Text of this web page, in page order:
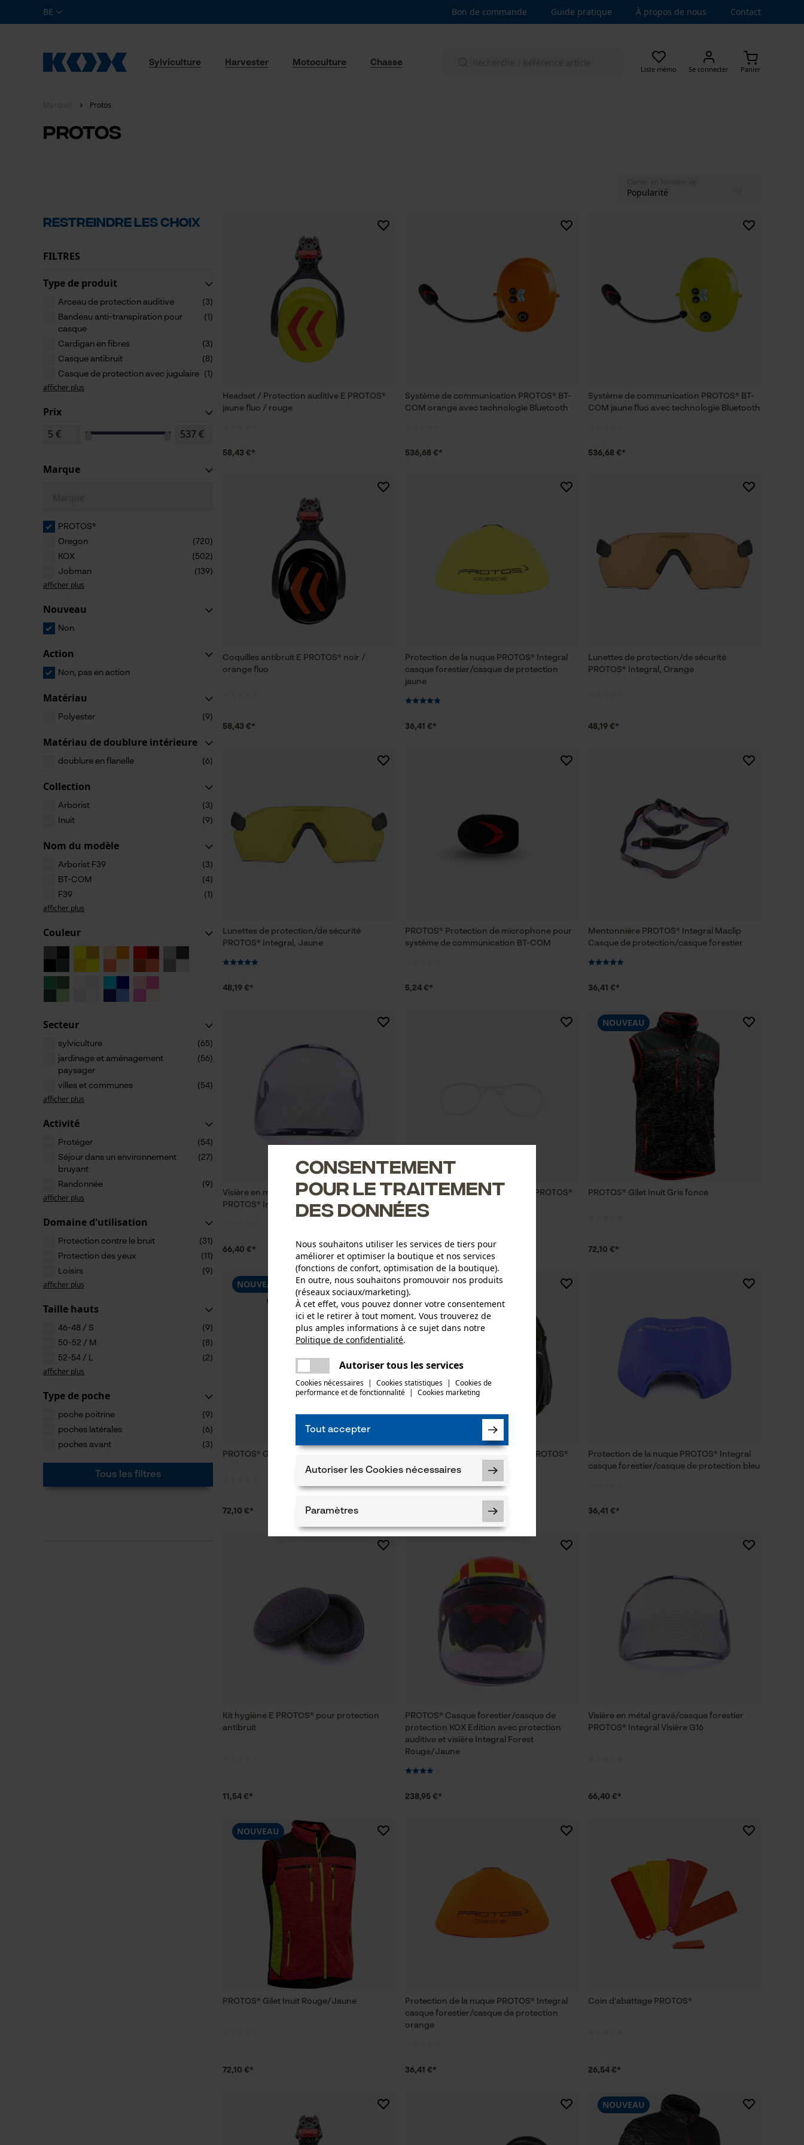
BE Bon de commande Guide pratique À propos de nous Contact
Liste mémo Se connecter Panier
Sylviculture Harvester Motoculture Chasse
Protos
Protos
RESTREINDRE LES CHOIX
FILTRES
Type de produit
Arceau de protection auditive
(3)
Bandeau anti-transpiration pour
casque
(1)
Cardigan en fibres
(3)
Casque antibruit
(8)
Casque de protection avec jugulaire
(1)
afficher plus
Prix
Marque
PROTOS®
Oregon
(720)
KOX
(502)
Jobman
(139)
afficher plus
Nouveau
Non
Action
Non, pas en action
Matériau
Polyester (9)
Matériau de doublure intérieure
doublure en flanelle (6)
Collection
Arborist
(3)
Inuit
(9)
Nom du modèle
Arborist F39
(3)
BT-COM
(4)
F39
(1)
afficher plus
Couleur
Secteur
sylviculture
(65)
jardinage et aménagement
paysager
(56)
villes et communes (54)
afficher plus
Activité
Protéger
(54)
Séjour dans un environnement
bruyant
(27)
Randonnée (9)
afficher plus
Domaine d'utilisation
Protection contre le bruit
(31)
Protection des yeux
(11)
Loisirs
(9)
afficher plus
Taille hauts
46-48 / S
(9)
50-52 / M
(8)
52-54 / L
(2)
afficher plus
Type de poche
poche poitrine
(9)
poches latérales
(6)
poches avant
(3)
Tous les filtres
Headset / Protection auditive E PROTOS®
jaune fluo / rouge
58,43 €*
Système de communication PROTOS® BT-
COM orange avec technologie Bluetooth
536,68 €*
Système de communication PROTOS® BT-
COM jaune fluo avec technologie Bluetooth
536,68 €*
Coquilles antibruit E PROTOS® noir /
orange fluo
58,43 €*
Protection de la nuque PROTOS® Integral
casque forestier/casque de protection
jaune
36,41 €*
Lunettes de protection/de sécurité
PROTOS® Integral, Orange
48,19 €*
Lunettes de protection/de sécurité
PROTOS® Integral, Jaune
48,19 €*
PROTOS® Protection de microphone pour
système de communication BT-COM
5,24 €*
Mentonnière PROTOS® Integral Maclip
Casque de protection/casque forestier
36,41 €*
Visière en métal gravé/casque forestier
PROTOS® Integral Visière F39
66,40 €*
Lunettes de protection optiques PROTOS®
Integral
7,38 €*
PROTOS® Gilet Inuit Gris foncé
NOUVEAU
72,10 €*
PROTOS® Gilet Inuit Vert chiné
NOUVEAU
72,10 €*
Headset / Protection auditive E PROTOS®
vert olive
Protection de la nuque PROTOS® Integral
casque forestier/casque de protection bleu
36,41 €*
Kit hygiène E PROTOS® pour protection
antibruit
11,54 €*
PROTOS® Casque forestier/casque de
protection KOX Edition avec protection
auditive et visière Integral Forest
Rouge/Jaune
238,95 €*
Visière en métal gravé/casque forestier
PROTOS® Integral Visière G16
66,40 €*
PROTOS® Gilet Inuit Rouge/Jaune
NOUVEAU
72,10 €*
Protection de la nuque PROTOS® Integral
casque forestier/casque de protection
orange
36,41 €*
Coin d'abattage PROTOS®
26,54 €*
NOUVEAU
Consentement
pour le traitement
des données
Nous souhaitons utiliser les services de tiers pour
améliorer et optimiser la boutique et nos services
(fonctions de confort, optimisation de la boutique).
En outre, nous souhaitons promouvoir nos produits
(réseaux sociaux/marketing).
À cet effet, vous pouvez donner votre consentement
ici et le retirer à tout moment. Vous trouverez de
plus amples informations à ce sujet dans notre
Politique de confidentialité.
Autoriser tous les services
Cookies nécessaires | Cookies statistiques |
Cookies de
performance et de fonctionnalité | Cookies marketing
Tout accepter
Autoriser les Cookies nécessaires
Paramètres
Cookies nécessaires
Vérifier linstallation de cookies
Sauvegarder les préférences pour
Cookies statistiques
Econda Analytics
Mouseflow Web Analytics Tool
Fact-Finder Tracking
Cookies de performance et de
fonctionnalité
Loop54 Personalization
Panier sauvegardé
Prise de contact par chat
Une erreur s'est produite. Veuillez essayer
encore.
partager